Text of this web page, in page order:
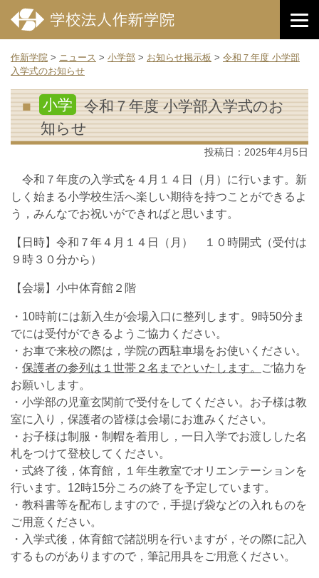
作新学院 > ニュース > 小学部 > お知らせ掲示板 > 令和７年度 小学部
入学式のお知らせ
小学
令和７年度 小学部入学式のお
知らせ
投稿日： 2025年4月5日
令和７年度の入学式を４月１４日（月）に行います。新
しく始まる小学校生活へ楽しい期待を持つことができるよ
う，みんなでお祝いができればと思います。
【日時】令和７年４月１４日（月） １０時開式（受付は
９時３０分から）
【会場】小中体育館２階
・10時前には新入生が会場入口に整列します。9時50分ま
でには受付ができるようご協力ください。
・お車で来校の際は，学院の西駐車場をお使いください。
・ 保護者の参列は１世帯２名までといたします。
ご協力を
お願いします。
・小学部の児童玄関前で受付をしてください。お子様は教
室に入り，保護者の皆様は会場にお進みください。
・お子様は制服・制帽を着用し，一日入学でお渡しした名
札をつけて登校してください。
・式終了後，体育館，１年生教室でオリエンテーションを
行います。12時15分ころの終了を予定しています。
・教科書等を配布しますので，手提げ袋などの入れものを
ご用意ください。
・入学式後，体育館で諸説明を行いますが，その際に記入
するものがありますので，筆記用具をご用意ください。